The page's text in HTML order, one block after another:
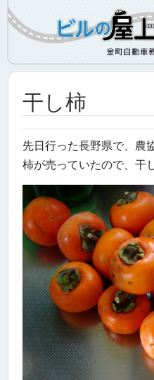
干し柿
先日行った長野県で、農
柿が売っていたので、干